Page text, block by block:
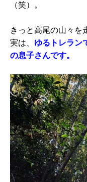
（笑）。
きっと高尾の山々を
実は、 ゆるトレラン
の息子さんです。